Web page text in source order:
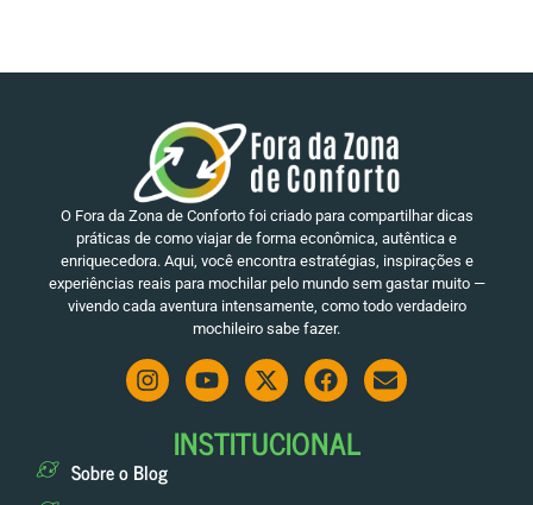
O Fora da Zona de Conforto foi criado para compartilhar dicas
práticas de como viajar de forma econômica, autêntica e
enriquecedora. Aqui, você encontra estratégias, inspirações e
experiências reais para mochilar pelo mundo sem gastar muito —
vivendo cada aventura intensamente, como todo verdadeiro
mochileiro sabe fazer.
INSTITUCIONAL
Sobre o Blog